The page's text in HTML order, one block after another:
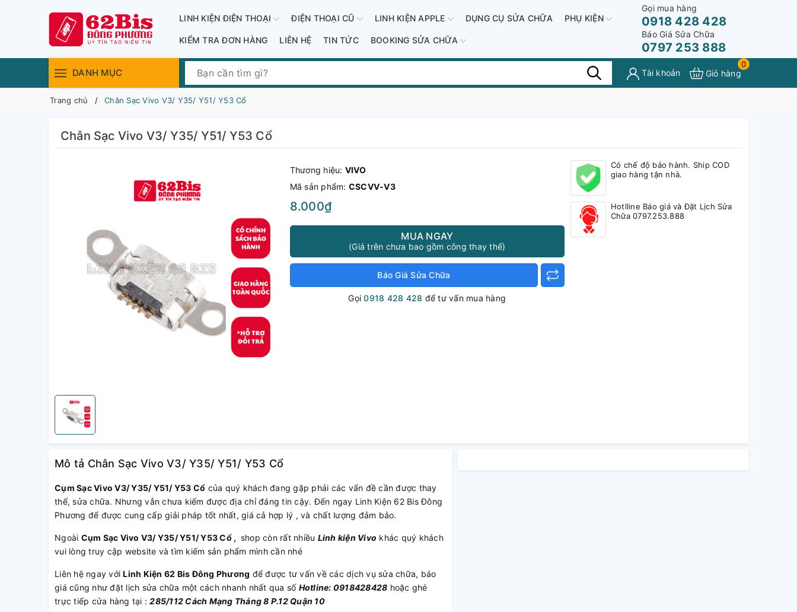
LINH KIỆN ĐIỆN THOẠI ĐIỆN THOẠI CŨ LINH KIỆN APPLE DỤNG CỤ SỬA CHỮA PHỤ KIỆN
KIỂM TRA ĐƠN HÀNG LIÊN HỆ TIN TỨC BOOKING SỬA CHỮA
Gọi mua hàng
0918 428 428
Báo Giá Sửa Chữa
0797 253 888
DANH MỤC Tài khoản
0
Giỏ hàng
Trang chủ Chân Sạc Vivo V3/ Y35/ Y51/ Y53 Cổ
Chân Sạc Vivo V3/ Y35/ Y51/ Y53 Cổ
Thương hiệu: VIVO
Mã sản phẩm: CSCVV-V3
8.000₫
MUA NGAY
(Giá trên chưa bao gồm công thay thế)
Báo Giá Sửa Chữa
Gọi0918 428 428 để tư vấn mua hàng
Có chế độ bảo hành. Ship COD
giao hàng tận nhà.
Hotlline Báo giá và Đặt Lịch Sửa
Chữa 0797.253.888
Mô tả Chân Sạc Vivo V3/ Y35/ Y51/ Y53 Cổ
Cụm Sạc Vivo V3/ Y35/ Y51/ Y53 Cổ của quý khách đang gặp phải các vấn đề cần được thay
thế, sửa chữa. Nhưng vẫn chưa kiếm được địa chỉ đáng tin cậy. Đến ngay Linh Kiện 62 Bis Đông
Phương để được cung cấp giải pháp tốt nhất, giá cả hợp lý , và chất lượng đảm bảo.
Ngoài Cụm Sạc Vivo V3/ Y35/ Y51/ Y53 Cổ , shop còn rất nhiều Linh kiện Vivo khác quý khách
vui lòng truy cập website và tìm kiếm sản phẩm mình cần nhé
Liên hệ ngay vớiLinh Kiện 62 Bis Đông Phương để được tư vấn về các dịch vụ sửa chữa, báo
giá cũng như đặt lịch sửa chữa một cách nhanh nhất qua số Hotline: 0918428428 hoặc ghé
trực tiếp cửa hàng tại :285/112 Cách Mạng Tháng 8 P.12 Quận 10